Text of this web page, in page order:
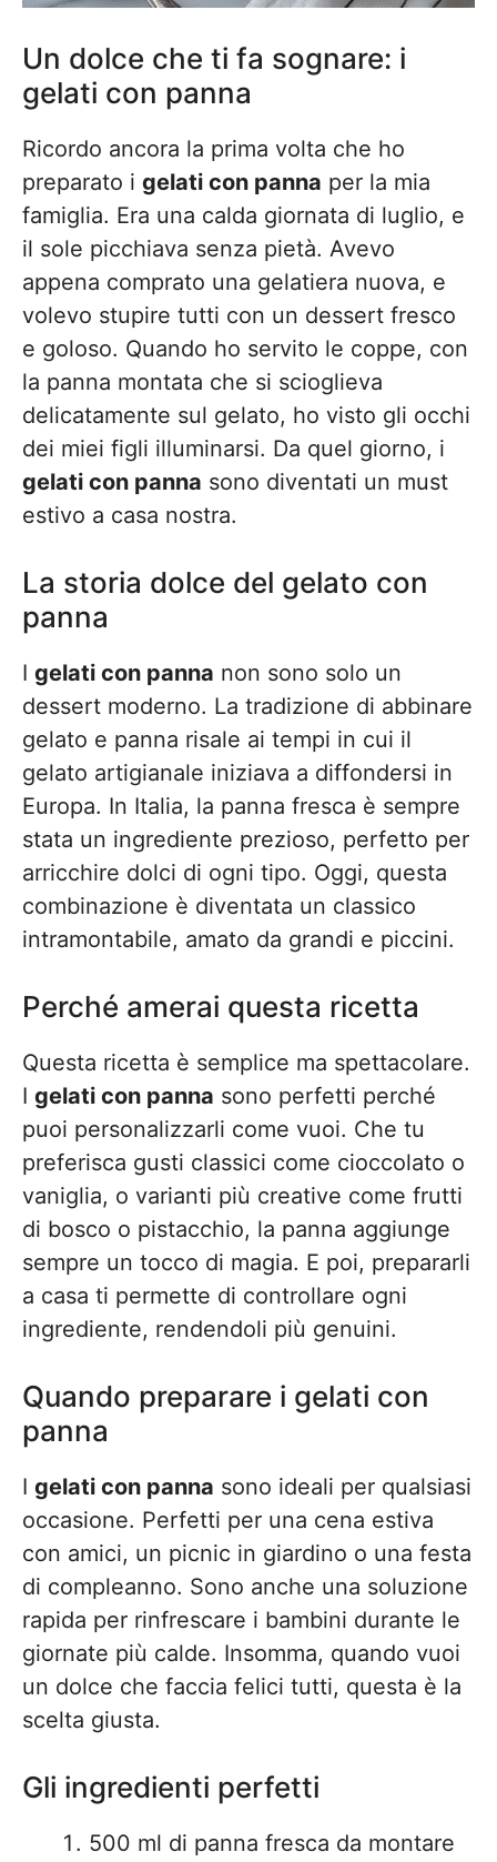
Un dolce che ti fa sognare: i
gelati con panna
Ricordo ancora la prima volta che ho
preparato i gelati con panna per la mia
famiglia. Era una calda giornata di luglio, e
il sole picchiava senza pietà. Avevo
appena comprato una gelatiera nuova, e
volevo stupire tutti con un dessert fresco
e goloso. Quando ho servito le coppe, con
la panna montata che si scioglieva
delicatamente sul gelato, ho visto gli occhi
dei miei figli illuminarsi. Da quel giorno, i
gelati con panna sono diventati un must
estivo a casa nostra.
La storia dolce del gelato con
panna
I gelati con panna non sono solo un
dessert moderno. La tradizione di abbinare
gelato e panna risale ai tempi in cui il
gelato artigianale iniziava a diffondersi in
Europa. In Italia, la panna fresca è sempre
stata un ingrediente prezioso, perfetto per
arricchire dolci di ogni tipo. Oggi, questa
combinazione è diventata un classico
intramontabile, amato da grandi e piccini.
Perché amerai questa ricetta
Questa ricetta è semplice ma spettacolare.
I gelati con panna sono perfetti perché
puoi personalizzarli come vuoi. Che tu
preferisca gusti classici come cioccolato o
vaniglia, o varianti più creative come frutti
di bosco o pistacchio, la panna aggiunge
sempre un tocco di magia. E poi, prepararli
a casa ti permette di controllare ogni
ingrediente, rendendoli più genuini.
Quando preparare i gelati con
panna
I gelati con panna sono ideali per qualsiasi
occasione. Perfetti per una cena estiva
con amici, un picnic in giardino o una festa
di compleanno. Sono anche una soluzione
rapida per rinfrescare i bambini durante le
giornate più calde. Insomma, quando vuoi
un dolce che faccia felici tutti, questa è la
scelta giusta.
Gli ingredienti perfetti
500 ml di panna fresca da montare